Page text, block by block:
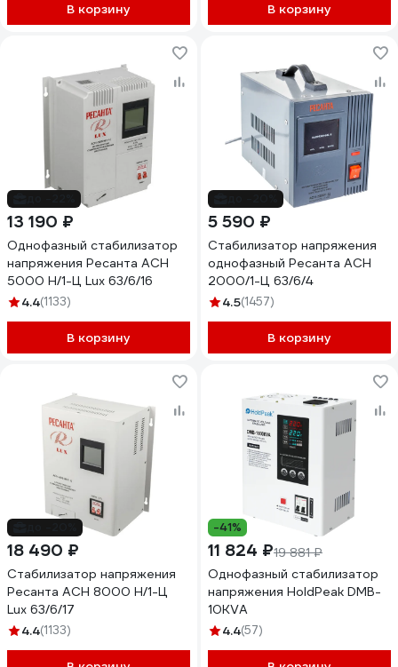
В корзину В корзину
13 190 ₽
Однофазный стабилизатор
напряжения Ресанта АСН
5000 Н/1-Ц Lux 63/6/16
4.4(1133)
В корзину
5 590 ₽
Стабилизатор напряжения
однофазный Ресанта АСН
2000/1-Ц 63/6/4
4.5(1457)
В корзину
18 490 ₽
Стабилизатор напряжения
Ресанта АСН 8000 Н/1-Ц
Lux 63/6/17
4.4(1133)
-41%
11 824 ₽19 881 ₽
Однофазный стабилизатор
напряжения HoldPeak DMB-
10KVA
4.4(57)